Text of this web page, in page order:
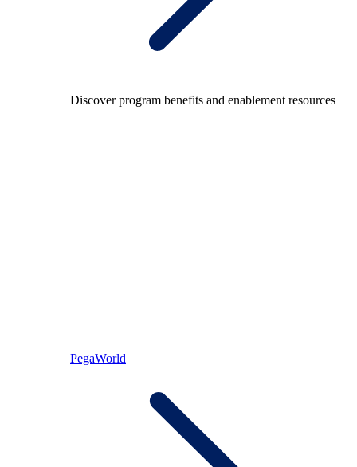
Discover program benefits and enablement resources
PegaWorld